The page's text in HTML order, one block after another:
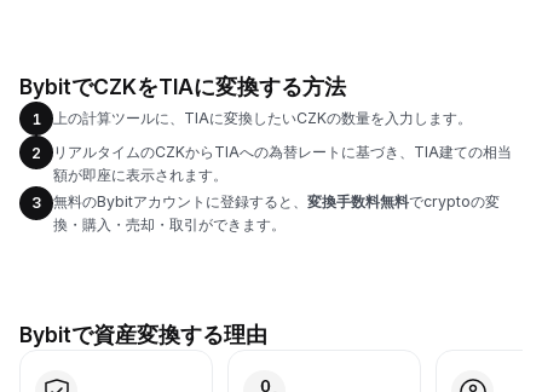
BybitでCZKをTIAに変換する方法
1
上の計算ツールに、TIAに変換したいCZKの数量を入力します。
2
リアルタイムのCZKからTIAへの為替レートに基づき、TIA建ての相当
額が即座に表示されます。
3
無料のBybitアカウントに登録すると、 変換手数料無料でcryptoの変
換・購入・売却・取引ができます。
Bybitで資産変換する理由